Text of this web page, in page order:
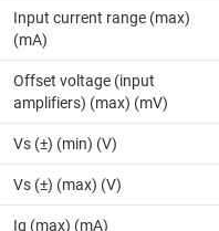
Input current range (max)
(mA)
Offset voltage (input
amplifiers) (max) (mV)
Vs (±) (min) (V)
Vs (±) (max) (V)
Iq (max) (mA)